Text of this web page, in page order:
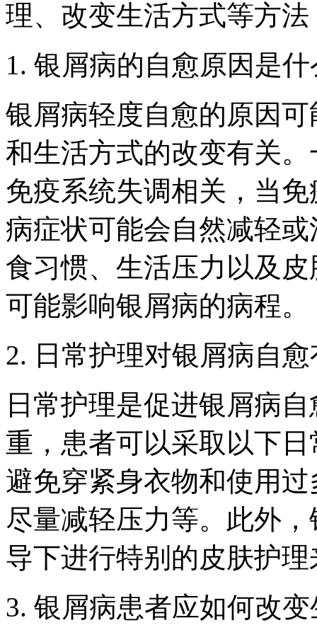
理、改变生活方式等方
1. 银屑病的自愈原因是
银屑病轻度自愈的原因
和生活方式的改变有关
免疫系统失调相关，当
病症状可能会自然减轻
食习惯、生活压力以及
可能影响银屑病的病程。
2. 日常护理对银屑病自
日常护理是促进银屑病
重，患者可以采取以下
避免穿紧身衣物和使用
尽量减轻压力等。此外
导下进行特别的皮肤护
3. 银屑病患者应如何改